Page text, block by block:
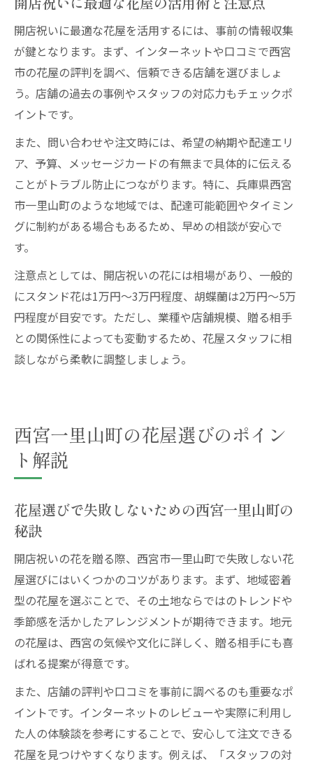
開店祝いに最適な花屋を活用するには、事前の情報収集
が鍵となります。まず、インターネットや口コミで西宮
市の花屋の評判を調べ、信頼できる店舗を選びましょ
う。店舗の過去の事例やスタッフの対応力もチェックポ
イントです。
また、問い合わせや注文時には、希望の納期や配達エリ
ア、予算、メッセージカードの有無まで具体的に伝える
ことがトラブル防止につながります。特に、兵庫県西宮
市一里山町のような地域では、配達可能範囲やタイミン
グに制約がある場合もあるため、早めの相談が安心で
す。
注意点としては、開店祝いの花には相場があり、一般的
にスタンド花は1万円～3万円程度、胡蝶蘭は2万円～5万
円程度が目安です。ただし、業種や店舗規模、贈る相手
との関係性によっても変動するため、花屋スタッフに相
談しながら柔軟に調整しましょう。
西宮一里山町の花屋選びのポイン
ト解説
花屋選びで失敗しないための西宮一里山町の
秘訣
開店祝いの花を贈る際、西宮市一里山町で失敗しない花
屋選びにはいくつかのコツがあります。まず、地域密着
型の花屋を選ぶことで、その土地ならではのトレンドや
季節感を活かしたアレンジメントが期待できます。地元
の花屋は、西宮の気候や文化に詳しく、贈る相手にも喜
ばれる提案が得意です。
また、店舗の評判や口コミを事前に調べるのも重要なポ
イントです。インターネットのレビューや実際に利用し
た人の体験談を参考にすることで、安心して注文できる
花屋を見つけやすくなります。例えば、「スタッフの対